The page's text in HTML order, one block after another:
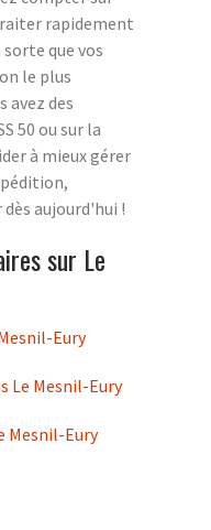
rapidement
que vos
le plus
avez des
50 ou sur la
à mieux gérer
aujourd'hui !
sur Le
Eury
Le Mesnil-Eury
Mesnil-Eury